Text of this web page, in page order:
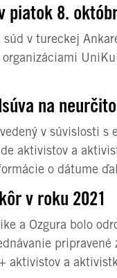
piatok 8.
v tureckej
na neurčito
v súvislosti
aktivistov a
o dátume
v roku 2021
a Ozgura bolo
aktivistov a